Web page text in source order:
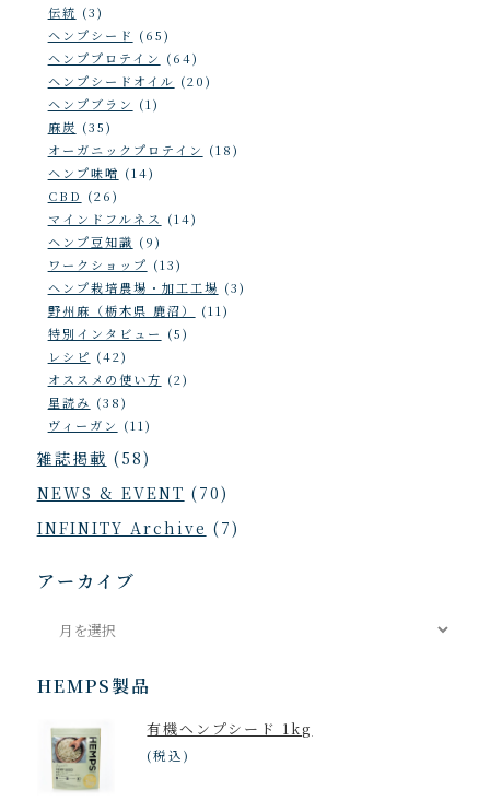
伝統 (3)
ヘンプシード (65)
ヘンププロテイン (64)
ヘンプシードオイル (20)
ヘンプブラン (1)
麻炭 (35)
オーガニックプロテイン (18)
ヘンプ味噌 (14)
CBD (26)
マインドフルネス (14)
ヘンプ豆知識 (9)
ワークショップ (13)
ヘンプ栽培農場・加工工場 (3)
野州麻（栃木県 鹿沼）
(11)
特別インタビュー (5)
レシピ (42)
オススメの使い方 (2)
星読み (38)
ヴィーガン (11)
雑誌掲載 (58)
NEWS & EVENT (70)
INFINITY Archive (7)
アーカイブ
カ
ブ
HEMPS製品
有機ヘンプシード 1kg
(税込)